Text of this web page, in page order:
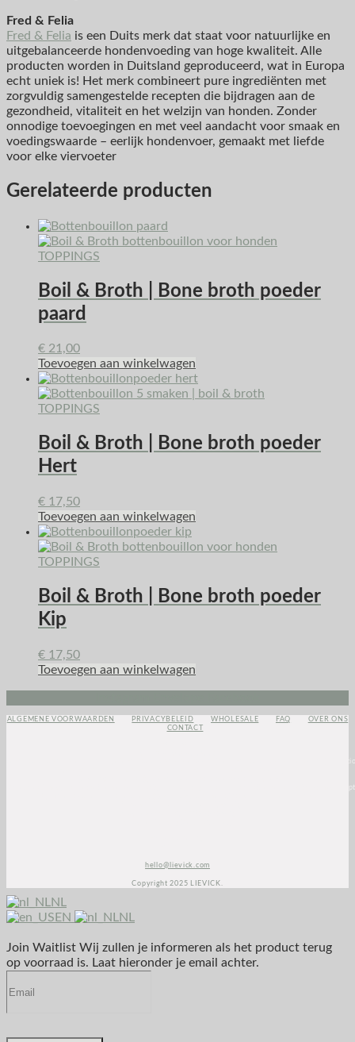
Fred & Felia
Fred & Felia is een Duits merk dat staat voor natuurlijke en
uitgebalanceerde hondenvoeding van hoge kwaliteit. Alle
producten worden in Duitsland geproduceerd, wat in Europa
echt uniek is! Het merk combineert pure ingrediënten met
zorgvuldig samengestelde recepten die bijdragen aan de
gezondheid, vitaliteit en het welzijn van honden. Zonder
onnodige toevoegingen en met veel aandacht voor smaak en
voedingswaarde – eerlijk hondenvoer, gemaakt met liefde
voor elke viervoeter
Gerelateerde producten
TOPPINGS
Boil & Broth | Bone broth poeder
paard
€ 21,00
Toevoegen aan winkelwagen
TOPPINGS
Boil & Broth | Bone broth poeder
Hert
€ 17,50
Toevoegen aan winkelwagen
TOPPINGS
Boil & Broth | Bone broth poeder
Kip
€ 17,50
Toevoegen aan winkelwagen
ALGEMENE VOORWAARDEN PRIVACYBELEID WHOLESALE FAQ
OVER ONS
CONTACT
hello@lievick.com
Copyright 2025 LIEVICK.
NL
EN
NL
Join Waitlist Wij zullen je informeren als het product terug
op voorraad is. Laat hieronder je email achter.